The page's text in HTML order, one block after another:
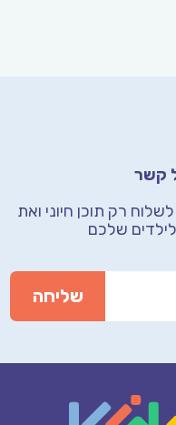
קשר
רק תוכן חיוני ואת
שלכם